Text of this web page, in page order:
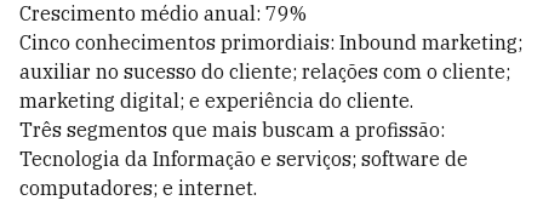
Crescimento médio anual: 79%
Cinco conhecimentos primordiais: Inbound marketing;
auxiliar no sucesso do cliente; relações com o cliente;
marketing digital; e experiência do cliente.
Três segmentos que mais buscam a profissão:
Tecnologia da Informação e serviços; software de
computadores; e internet.